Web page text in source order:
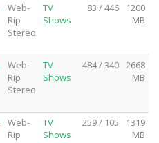
Web-
Rip
Stereo
TV
Shows
83 / 446
1200
MB
Web-
Rip
Stereo
TV
Shows
484 / 340
2668
MB
Web-
Rip
TV
Shows
259 / 105
1319
MB